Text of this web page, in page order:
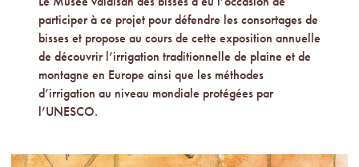
participer à ce projet pour défendre les consortages de
bisses et propose au cours de cette exposition annuelle
de découvrir l’irrigation traditionnelle de plaine et de
montagne en Europe ainsi que les méthodes
d’irrigation au niveau mondiale protégées par
l’UNESCO.